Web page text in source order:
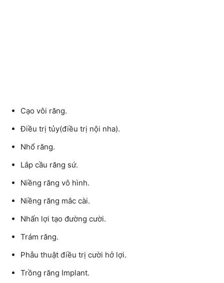
Cạo vôi răng.
Điều trị tủy(điều trị nội nha).
Nhổ răng.
Lắp cầu răng sứ.
Niềng răng vô hình.
Niềng răng mắc cài.
Nhấn lợi tạo đường cười.
Trám răng.
Phẫu thuật điều trị cười hở lợi.
Trồng răng Implant.